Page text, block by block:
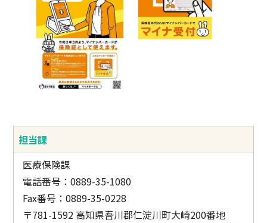
担当課
医療保険課
電話番号：0889-35-1080
Fax番号：0889-35-0228
〒781-1592 高知県吾川郡仁淀川町大崎200番地